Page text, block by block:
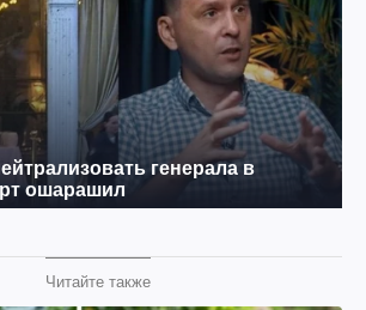
Читайте также